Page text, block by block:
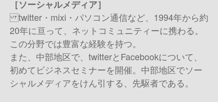
［ソーシャルメディア］
twitter・mixi・パソコン通信など、1994年から約
20年に亘って、ネットコミュニティーに携わる。
この分野では豊富な経験を持つ。
また、中部地区で、twitterとFacebookについて、
初めてビジネスセミナーを開催。中部地区でソー
シャルメディアをけん引する、先駆者である。